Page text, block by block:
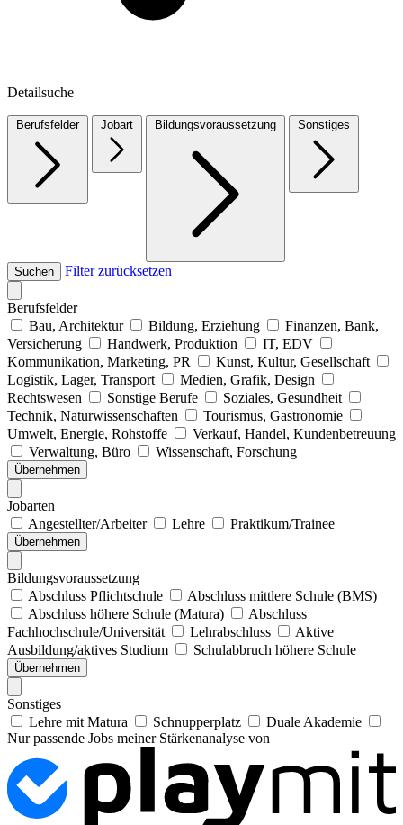
Detailsuche
Berufsfelder Jobart Bildungsvoraussetzung Sonstiges
Suchen Filter zurücksetzen
Berufsfelder
Bau, Architektur
Bildung, Erziehung
Finanzen, Bank,
Versicherung
Handwerk, Produktion
IT, EDV
Kommunikation, Marketing, PR
Kunst, Kultur, Gesellschaft
Logistik, Lager, Transport
Medien, Grafik, Design
Rechtswesen
Sonstige Berufe
Soziales, Gesundheit
Technik, Naturwissenschaften
Tourismus, Gastronomie
Umwelt, Energie, Rohstoffe
Verkauf, Handel, Kundenbetreuung
Verwaltung, Büro
Wissenschaft, Forschung
Übernehmen
Jobarten
Angestellter/Arbeiter
Lehre Praktikum/Trainee
Übernehmen
Bildungsvoraussetzung
Abschluss Pflichtschule
Abschluss mittlere Schule (BMS)
Abschluss höhere Schule (Matura)
Abschluss
Fachhochschule/Universität
Lehrabschluss
Aktive
Ausbildung/aktives Studium
Schulabbruch höhere Schule
Übernehmen
Sonstiges
Lehre mit Matura
Schnupperplatz
Duale Akademie
Nur passende Jobs meiner Stärkenanalyse von